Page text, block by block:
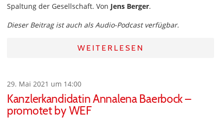
Spaltung der Gesellschaft. Von Jens Berger.
Dieser Beitrag ist auch als Audio-Podcast verfügbar.
WEITERLESEN
29. Mai 2021 um 14:00
Kanzlerkandidatin Annalena Baerbock –
promotet by WEF